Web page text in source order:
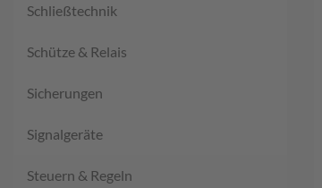
Schließtechnik
Schütze & Relais
Sicherungen
Signalgeräte
Steuern & Regeln